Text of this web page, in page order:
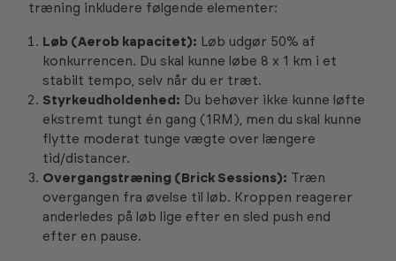
træning inkludere følgende elementer:
Løb (Aerob kapacitet): Løb udgør 50% af
konkurrencen. Du skal kunne løbe 8 x 1 km i et
stabilt tempo, selv når du er træt.
Styrkeudholdenhed: Du behøver ikke kunne løfte
ekstremt tungt én gang (1RM), men du skal kunne
flytte moderat tunge vægte over længere
tid/distancer.
Overgangstræning (Brick Sessions): Træn
overgangen fra øvelse til løb. Kroppen reagerer
anderledes på løb lige efter en sled push end
efter en pause.